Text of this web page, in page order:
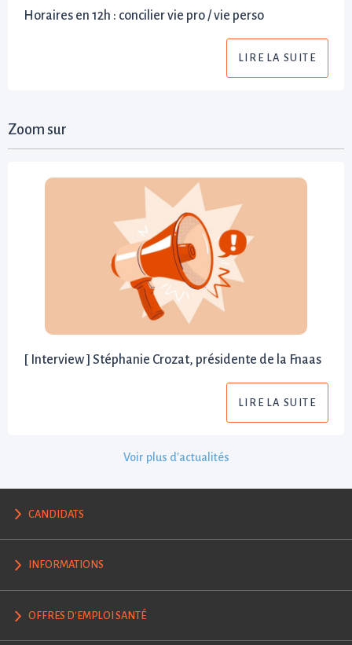
Horaires en 12h : concilier vie pro / vie perso
LIRE LA SUITE
Zoom sur
[ Interview ] Stéphanie Crozat, présidente de la Fnaas
LIRE LA SUITE
Voir plus d'actualités
CANDIDATS
INFORMATIONS
OFFRES D'EMPLOI SANTÉ